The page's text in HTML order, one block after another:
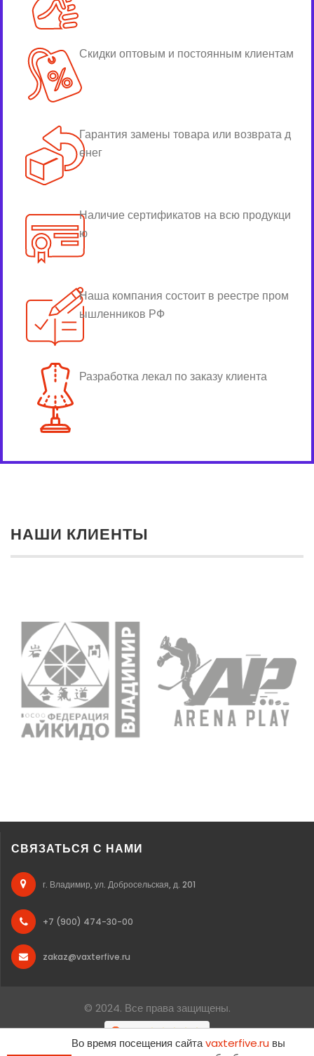
Скидки оптовым и постоянным клиентам
Гарантия замены товара или возврата д
енег
Наличие сертификатов на всю продукци
ю
Наша компания состоит в реестре пром
ышленников РФ
Разработка лекал по заказу клиента
НАШИ КЛИЕНТЫ
СВЯЗАТЬСЯ С НАМИ
г. Владимир, ул. Добросельская, д. 201
+7 (900) 474-30-00
zakaz@vaxterfive.ru
© 2024. Все права защищены.
Во время посещения сайтаvaxterfive.ru вы